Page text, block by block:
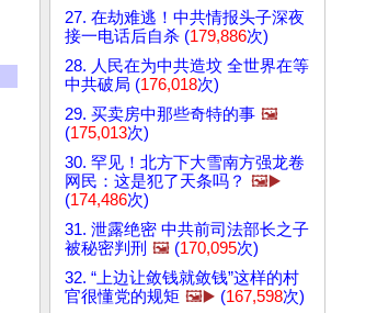
27. 在劫难逃！中共情报头子深夜
接一电话后自杀 (179,886次)
28. 人民在为中共造坟 全世界在等
中共破局 (176,018次)
29. 买卖房中那些奇特的事 🖼️
(175,013次)
30. 罕见！北方下大雪南方强龙卷
网民：这是犯了天条吗？ 🖼️▶️
(174,486次)
31. 泄露绝密 中共前司法部长之子
被秘密判刑 🖼️ (170,095次)
32. “上边让敛钱就敛钱”这样的村
官很懂党的规矩 🖼️▶️ (167,598次)